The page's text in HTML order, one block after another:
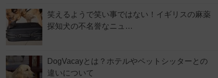
笑えるようで笑い事ではない！イギリスの麻薬
探知犬の不名誉なニュ…
DogVacayとは？ホテルやペットシッターとの
違いについて